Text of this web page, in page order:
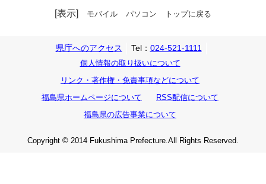
[表示] モバイル パソコン トップに戻る
県庁へのアクセス Tel： 024-521-1111
個人情報の取り扱いについて
リンク・著作権・免責事項などについて
福島県ホームページについて
RSS配信について
福島県の広告事業について
Copyright © 2014 Fukushima Prefecture.All Rights Reserved.